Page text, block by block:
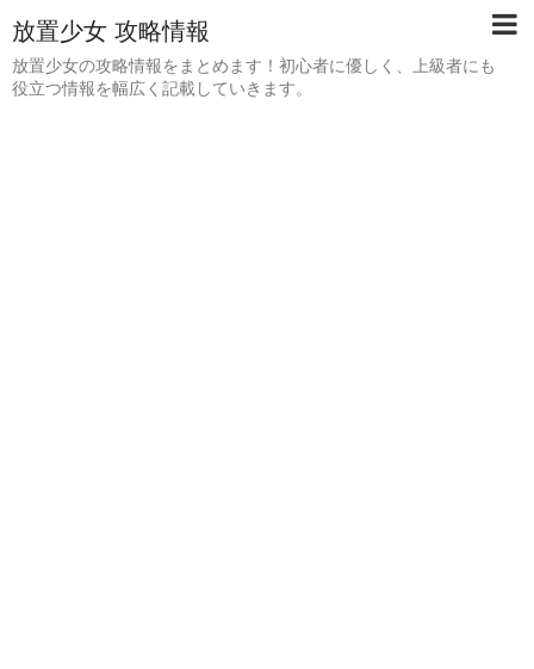
放置少女 攻略情報
放置少女の攻略情報をまとめます！初心者に優しく、上級者にも
役立つ情報を幅広く記載していきます。